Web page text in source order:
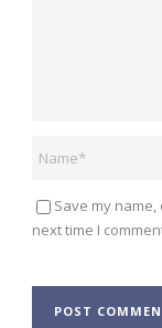
Save my
next time I